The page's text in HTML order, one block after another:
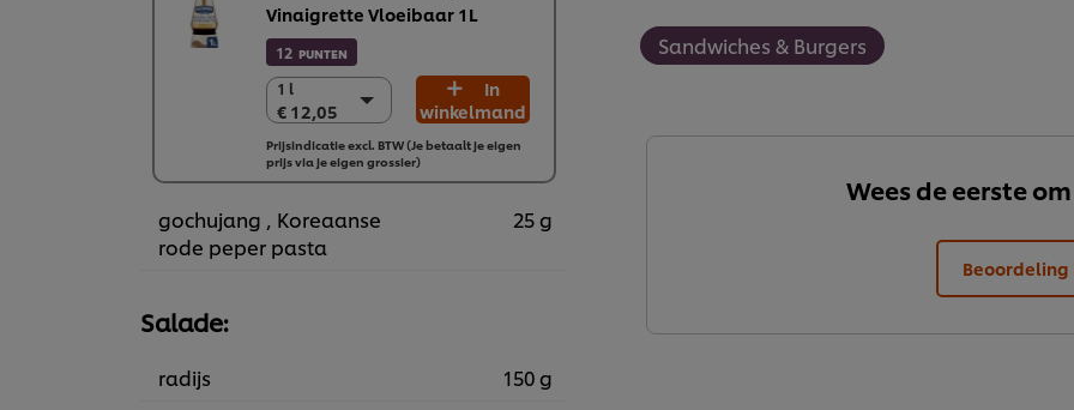
Vinaigrette Vloeibaar 1L
12 PUNTEN
1 l
€ 12,05
1 l
€ 12,05
6 x 1 L
€ 72,31
winkelmand
Prijsindicatie excl. BTW (Je betaalt je eigen
prijs via je eigen grossier)
gochujang , Koreaanse
rode peper pasta
25 g
Salade:
radijs
150 g
Sandwiches & Burgers
Wees de eerste
Beoordeling